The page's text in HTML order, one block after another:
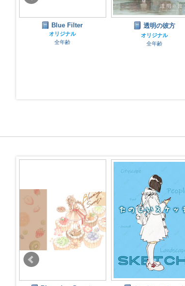
Blue Filter
オリジナル
全年齢
透明の彼方
オリジナル
全年齢